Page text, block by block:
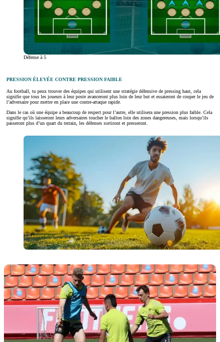
Défense à 5
PRESSION ÉLEVÉE CONTRE PRESSION FAIBLE
Au football, tu peux trouver des équipes qui utilisent une stratégie défensive de pressing haut, cela
signifie que tous les joueurs à leur poste avanceront plus loin de leur but et essaieront de couper le jeu de
l’adversaire pour mettre en place une contre-attaque rapide.
Dans le cas où une équipe a beaucoup de respect pour l’autre, elle utilisera une pression plus faible. Cela
signifie qu’ils laisseront leurs adversaires toucher le ballon loin des zones dangereuses, mais lorsqu’ils
passeront plus d’un quart du terrain, les défenses sortiront et presseront.